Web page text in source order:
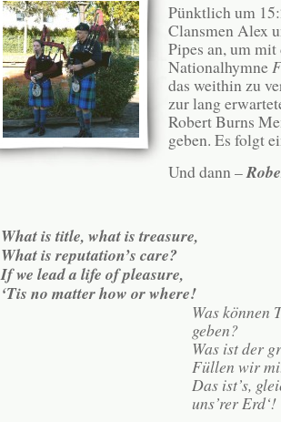
Pünktlich um
Clansmen Alex
Pipes an, um
Nationalhymne
das weithin zu
zur lang
Robert Burns
geben. Es folgt
Und dann –
What is title, what is treasure,
What is reputation’s care?
If we lead a life of pleasure,
‘Tis no matter how or where!
Was können
geben?
Was ist der
Füllen wir
Das ist’s,
uns’rer Erd‘!